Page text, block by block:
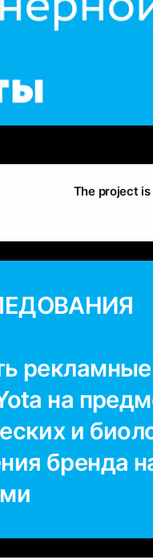
The project
на
и
бренда